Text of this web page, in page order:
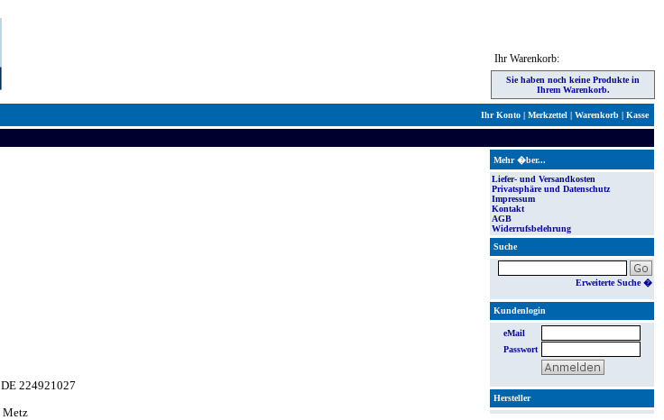
Ihr Warenkorb:
Sie haben noch keine Produkte in
Ihrem Warenkorb.
Ihr Konto | Merkzettel | Warenkorb | Kasse
DE 224921027
Metz
Mehr �ber...
Liefer- und Versandkosten
Privatsphäre und Datenschutz
Impressum
Kontakt
AGB
Widerrufsbelehrung
Suche
Erweiterte Suche �
Kundenlogin
eMail
Passwort
Hersteller